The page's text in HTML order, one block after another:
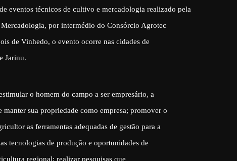
eventos técnicos de cultivo e mercadologia realizado pela
por intermédio do Consórcio Agrotec
de Vinhedo, o evento ocorre nas cidades de
Jarinu.
o homem do campo a ser empresário, a
sua propriedade como empresa; promover o
as ferramentas adequadas de gestão para a
tecnologias de produção e oportunidades de
regional; realizar pesquisas que